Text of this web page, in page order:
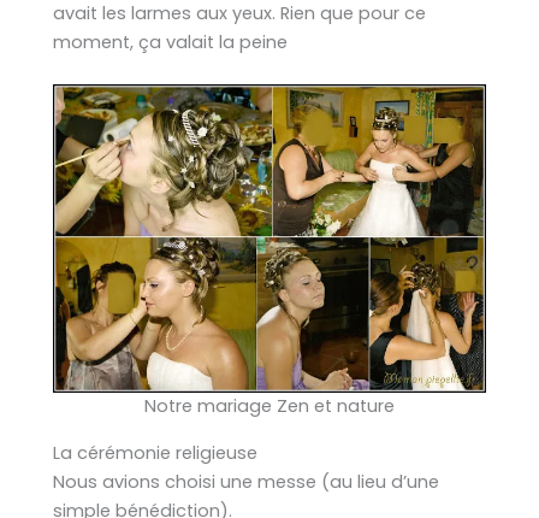
avait les larmes aux yeux. Rien que pour ce
moment, ça valait la peine
Notre mariage Zen et nature
La cérémonie religieuse
Nous avions choisi une messe (au lieu d’une
simple bénédiction).